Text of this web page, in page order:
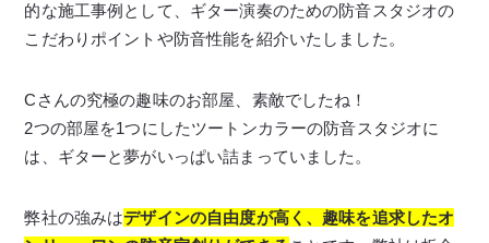
的な施工事例として、ギター演奏のための防音スタジオの
こだわりポイントや防音性能を紹介いたしました。
Cさんの究極の趣味のお部屋、素敵でしたね！
2つの部屋を1つにしたツートンカラーの防音スタジオに
は、ギターと夢がいっぱい詰まっていました。
弊社の強みはデザインの自由度が高く、趣味を追求したオ